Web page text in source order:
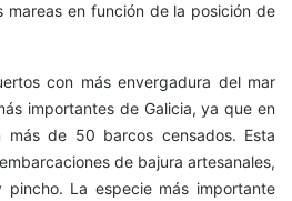
mareas en función de la posición de
con más envergadura del mar
importantes de Galicia, ya que en
más de 50 barcos censados. Esta
de bajura artesanales,
La especie más importante